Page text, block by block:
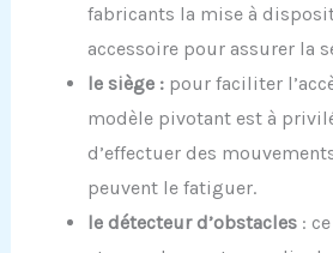
fabricants la mise à
accessoire pour assurer la
le siège :pour faciliter
modèle pivotant est à
d’effectuer des
peuvent le fatiguer.
le détecteur d’obstacles :